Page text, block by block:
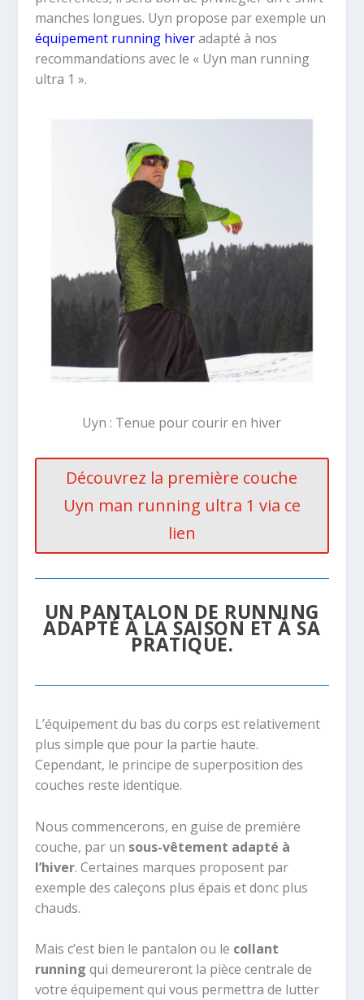
manches longues. Uyn propose par exemple un
équipement running hiveradapté à nos
recommandations avec le « Uyn man running
ultra 1 ».
Uyn : Tenue pour courir en hiver
Découvrez la première couche
Uyn man running ultra 1 via ce
lien
UN PANTALON DE RUNNING
ADAPTÉ À LA SAISON ET À SA
PRATIQUE.
L’équipement du bas du corps est relativement
plus simple que pour la partie haute.
Cependant, le principe de superposition des
couches reste identique.
Nous commencerons, en guise de première
couche, par un sous-vêtement adapté à
l’hiver. Certaines marques proposent par
exemple des caleçons plus épais et donc plus
chauds.
Mais c’est bien le pantalon ou le collant
running qui demeureront la pièce centrale de
votre équipement qui vous permettra de lutter